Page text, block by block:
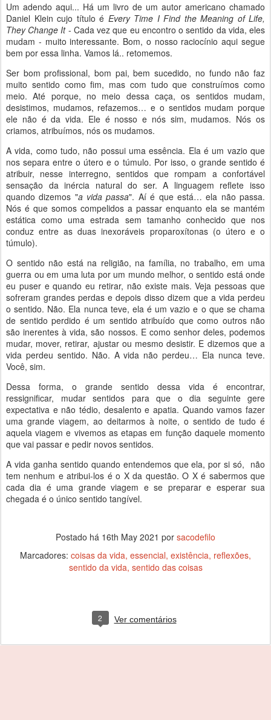
Um adendo aqui... Há um livro de um autor americano chamado
Daniel Klein cujo título é Every Time I Find the Meaning of Life,
They Change It - Cada vez que eu encontro o sentido da vida, eles
mudam - muito interessante. Bom, o nosso raciocínio aqui segue
bem por essa linha. Vamos lá.. retomemos.
Ser bom profissional, bom pai, bem sucedido, no fundo não faz
muito sentido como fim, mas com tudo que construímos como
meio. Até porque, no meio dessa caça, os sentidos mudam,
desistimos, mudamos, refazemos… e o sentidos mudam porque
ele não é da vida. Ele é nosso e nós sim, mudamos. Nós os
criamos, atribuímos, nós os mudamos.
A vida, como tudo, não possui uma essência. Ela é um vazio que
nos separa entre o útero e o túmulo. Por isso, o grande sentido é
atribuir, nesse interregno, sentidos que rompam a confortável
sensação da inércia natural do ser. A linguagem reflete isso
quando dizemos "a vida passa". Aí é que está… ela não passa.
Nós é que somos compelidos a passar enquanto ela se mantém
estática como uma estrada sem tamanho conhecido que nos
conduz entre as duas inexoráveis proparoxítonas (o útero e o
túmulo).
O sentido não está na religião, na família, no trabalho, em uma
guerra ou em uma luta por um mundo melhor, o sentido está onde
eu puser e quando eu retirar, não existe mais. Veja pessoas que
sofreram grandes perdas e depois disso dizem que a vida perdeu
o sentido. Não. Ela nunca teve, ela é um vazio e o que se chama
de sentido perdido é um sentido atribuído que como outros não
são inerentes à vida, são nossos. E como senhor deles, podemos
mudar, mover, retirar, ajustar ou mesmo desistir. E dizemos que a
vida perdeu sentido. Não. A vida não perdeu… Ela nunca teve.
Você, sim.
Dessa forma, o grande sentido dessa vida é encontrar,
ressignificar, mudar sentidos para que o dia seguinte gere
expectativa e não tédio, desalento e apatia. Quando vamos fazer
uma grande viagem, ao deitarmos à noite, o sentido de tudo é
aquela viagem e vivemos as etapas em função daquele momento
que vai passar e pedir novos sentidos.
A vida ganha sentido quando entendemos que ela, por si só, não
tem nenhum e atribui-los é o X da questão. O X é sabermos que
cada dia é uma grande viagem e se preparar e esperar sua
chegada é o único sentido tangível.
Postado há 16th May 2021 por sacodefilo
Marcadores: coisas da vida essencial existência reflexões
sentido da vida sentido das coisas
2 Ver comentários